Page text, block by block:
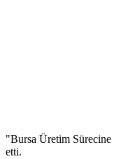
"Bursa Üretim Sürecine
etti.